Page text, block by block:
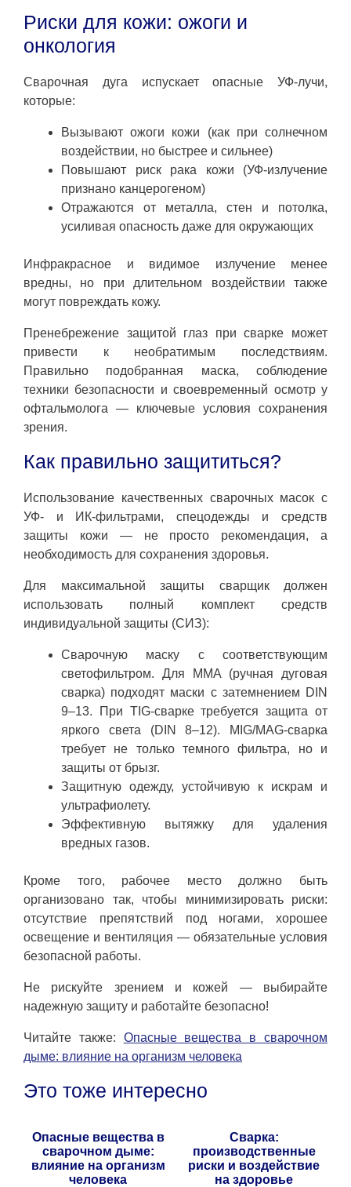
Риски для кожи: ожоги и
онкология
Сварочная дуга испускает опасные УФ-лучи,
которые:
Вызывают ожоги кожи (как при солнечном
воздействии, но быстрее и сильнее)
Повышают риск рака кожи (УФ-излучение
признано канцерогеном)
Отражаются от металла, стен и потолка,
усиливая опасность даже для окружающих
Инфракрасное и видимое излучение менее
вредны, но при длительном воздействии также
могут повреждать кожу.
Пренебрежение защитой глаз при сварке может
привести к необратимым последствиям.
Правильно подобранная маска, соблюдение
техники безопасности и своевременный осмотр у
офтальмолога — ключевые условия сохранения
зрения.
Как правильно защититься?
Использование качественных сварочных масок с
УФ- и ИК-фильтрами, спецодежды и средств
защиты кожи — не просто рекомендация, а
необходимость для сохранения здоровья.
Для максимальной защиты сварщик должен
использовать полный комплект средств
индивидуальной защиты (СИЗ):
Сварочную маску с соответствующим
светофильтром. Для MMA (ручная дуговая
сварка) подходят маски с затемнением DIN
9–13. При TIG-сварке требуется защита от
яркого света (DIN 8–12). MIG/MAG-сварка
требует не только темного фильтра, но и
защиты от брызг.
Защитную одежду, устойчивую к искрам и
ультрафиолету.
Эффективную вытяжку для удаления
вредных газов.
Кроме того, рабочее место должно быть
организовано так, чтобы минимизировать риски:
отсутствие препятствий под ногами, хорошее
освещение и вентиляция — обязательные условия
безопасной работы.
Не рискуйте зрением и кожей — выбирайте
надежную защиту и работайте безопасно!
Читайте также: Опасные вещества в сварочном
дыме: влияние на организм человека
Это тоже интересно
Опасные вещества в
сварочном дыме:
влияние на организм
человека
Сварка:
производственные
риски и воздействие
на здоровье